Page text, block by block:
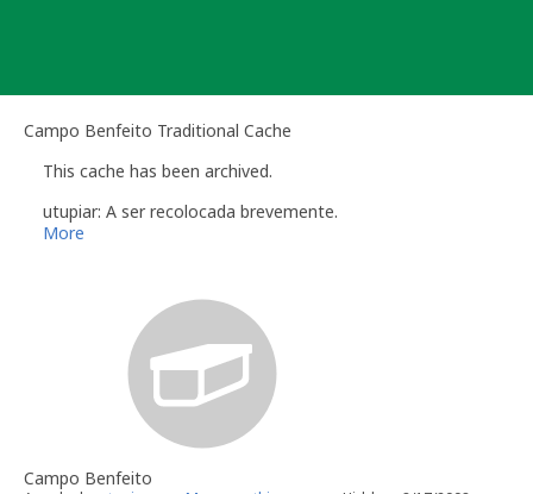
Campo Benfeito Traditional Cache
This cache has been archived.
utupiar: A ser recolocada brevemente.
More
Campo Benfeito